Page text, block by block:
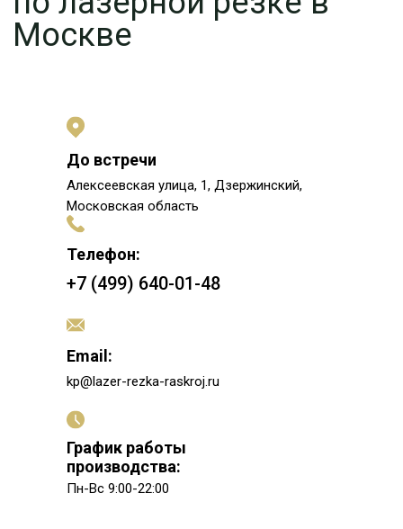
До встречи
Алексеевская улица, 1, Дзержинский,
Московская область
Телефон:
+7 (499) 640-01-48
kp@lazer-rezka-raskroj.ru
Email:
Пн-Вс 9:00-22:00
График работы
производства: